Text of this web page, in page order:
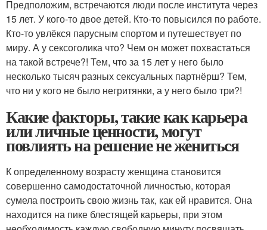
Предположим, встречаются люди после института через
15 лет. У кого-то двое детей. Кто-то повысился по работе.
Кто-то увлёкся парусным спортом и путешествует по
миру. А у сексоголика что? Чем он может похвастаться
на такой встрече?! Тем, что за 15 лет у него было
несколько тысяч разных сексуальных партнёрш? Тем,
что ни у кого не было негритянки, а у него было три?!
Какие факторы, такие как карьера
или личные ценности, могут
повлиять на решение не жениться
К определенному возрасту женщина становится
совершенно самодостаточной личностью, которая
сумела построить свою жизнь так, как ей нравится. Она
находится на пике блестящей карьеры, при этом